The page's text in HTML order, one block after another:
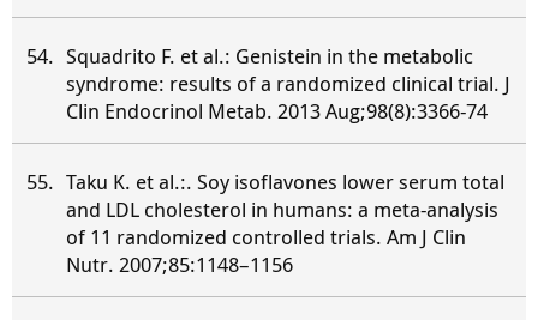
Squadrito F. et al.: Genistein in the metabolic
syndrome: results of a randomized clinical trial. J
Clin Endocrinol Metab. 2013 Aug;98(8):3366-74
Taku K. et al.:. Soy isoflavones lower serum total
and LDL cholesterol in humans: a meta-analysis
of 11 randomized controlled trials. Am J Clin
Nutr. 2007;85:1148–1156